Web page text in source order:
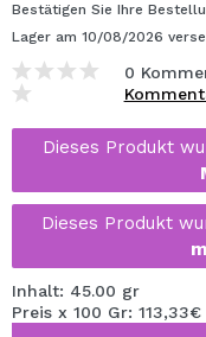
Bestätigen Sie Ihre
Lager am 10/08/2026
0
Dieses Produkt
Dieses Produkt
Inhalt: 45.00 gr
Preis x 100 Gr: 113,33€